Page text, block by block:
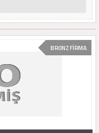
BRONZ FİRMA